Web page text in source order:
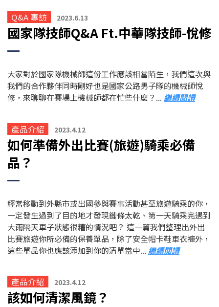
Q&A 專訪 2023.6.13
國家隊技師Q&A Ft.中華隊技師-悅修
大家對於國家隊機械師這份工作應該相當陌生，我們這次與
我們的合作夥伴同時剛好也是國家公路男子隊的機械師悅
修，來聊聊在賽場上機械師都在忙些什麼？... 繼續閱讀
產品介紹 2023.4.12
如何準備外出比賽(旅遊)騎乘必備
品？
經常移動到外縣市或出國參與賽事活動甚至旅遊騎乘的你，
一定發生過到了目的地才發現鏈條太乾、第一天騎乘完遇到
大雨隔天車子狀態很糟的情況吧？ 這一篇我們整理出外出
比賽旅遊你所必備的保養單品，除了安全帽卡鞋車衣褲外，
這些單品你也應該添加到你的清單當中... 繼續閱讀
產品介紹 2023.4.12
該如何清潔風鏡？